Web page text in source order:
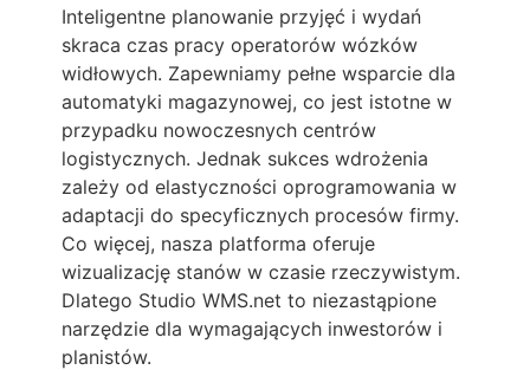
Inteligentne planowanie przyjęć i wydań
skraca czas pracy operatorów wózków
widłowych. Zapewniamy pełne wsparcie dla
automatyki magazynowej, co jest istotne w
przypadku nowoczesnych centrów
logistycznych. Jednak sukces wdrożenia
zależy od elastyczności oprogramowania w
adaptacji do specyficznych procesów firmy.
Co więcej, nasza platforma oferuje
wizualizację stanów w czasie rzeczywistym.
Dlatego Studio WMS.net to niezastąpione
narzędzie dla wymagających inwestorów i
planistów.